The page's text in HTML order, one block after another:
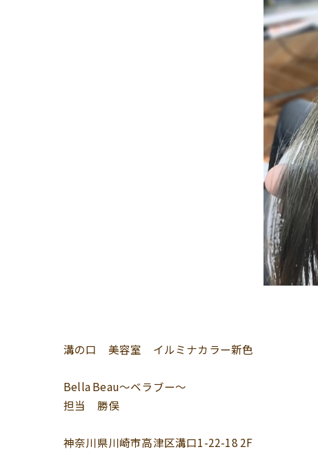
溝の口 美容室 イルミナカラー新色
Bella Beau〜ベラブー〜
担当 勝俣
神奈川県川崎市高津区溝口1-22-18 2F